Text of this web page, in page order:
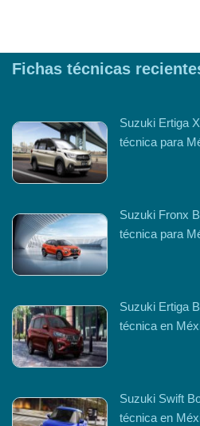
Fichas técnicas
Suzuki Ertiga
técnica para
Suzuki Fronx
técnica para
Suzuki Ertiga
técnica en
Suzuki Swift
técnica en